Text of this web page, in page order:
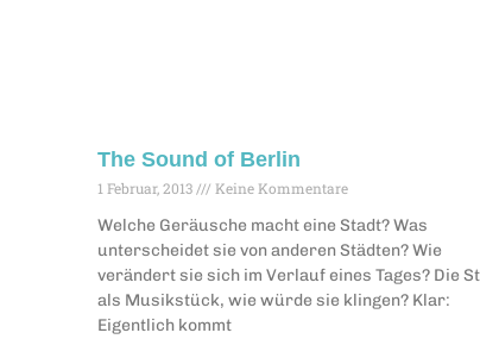
The Sound of Berlin
1 Februar, 2013 Keine Kommentare
Welche Geräusche macht eine Stadt? Was
unterscheidet sie von anderen Städten? Wie
verändert sie sich im Verlauf eines Tages? Die
als Musikstück, wie würde sie klingen? Klar:
Eigentlich kommt